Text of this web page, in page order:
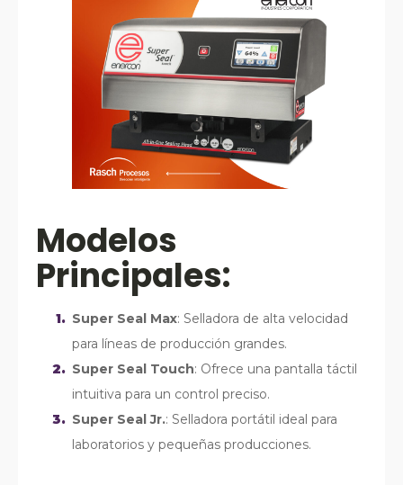
Modelos
Principales:
Super Seal Max: Selladora de alta velocidad
para líneas de producción grandes.
Super Seal Touch: Ofrece una pantalla táctil
intuitiva para un control preciso.
Super Seal Jr.: Selladora portátil ideal para
laboratorios y pequeñas producciones.